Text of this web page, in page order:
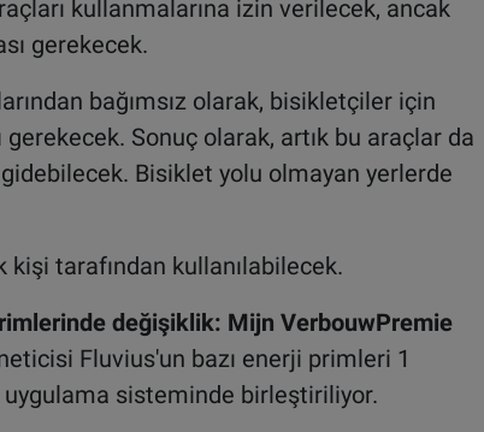
kullanmalarına izin verilecek, ancak
gerekecek.
bağımsız olarak, bisikletçiler için
Sonuç olarak, artık bu araçlar da
Bisiklet yolu olmayan yerlerde
kişi tarafından kullanılabilecek.
değişiklik: Mijn VerbouwPremie
Fluvius'un bazı enerji primleri 1
sisteminde birleştiriliyor.